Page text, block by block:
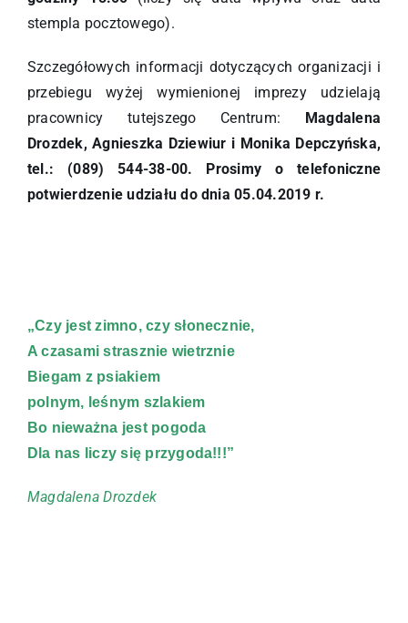
stempla pocztowego).
Szczegółowych informacji dotyczących organizacji i
przebiegu wyżej wymienionej imprezy udzielają
pracownicy tutejszego Centrum: Magdalena
Drozdek, Agnieszka Dziewiur i Monika Depczyńska,
tel.: (089) 544-38-00. Prosimy o telefoniczne
potwierdzenie udziału do dnia 05.04.2019 r.
„Czy jest zimno, czy słonecznie,
A czasami strasznie wietrznie
Biegam z psiakiem
polnym, leśnym szlakiem
Bo nieważna jest pogoda
Dla nas liczy się przygoda!!!”
Magdalena Drozdek